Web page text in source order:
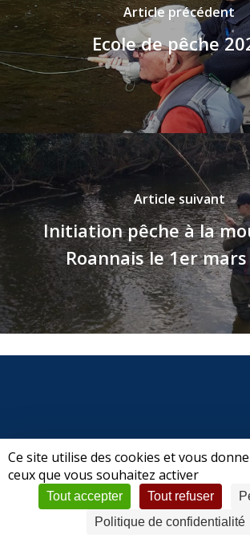
Ce site utilise des cookies et vous
ceux que vous souhaitez activer
Tout accepter Tout refuser
Politique de confidentialité
Article précédent
Ecole de pêche
Article suivant
Initiation pêche à la
Roannais le 1er
© 2026 CPSFV | Club de Pêche Sportive
Mentions légales|Politique de